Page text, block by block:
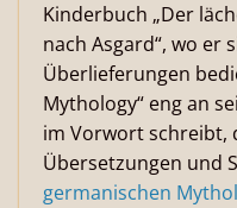
Kinderbuch „Der
nach Asgard“, wo er
Überlieferungen
Mythology“ eng an
im Vorwort schreibt,
Übersetzungen und
germanischen